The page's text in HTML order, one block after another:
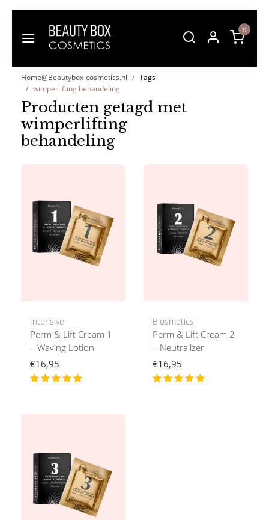
0
Home@Beautybox-cosmetics.nl
Tags
wimperlifting behandeling
Producten getagd met
wimperlifting
behandeling
Intensive
Perm & Lift Cream 1
– Waving Lotion
€16,95
Biosmetics
Perm & Lift Cream 2
– Neutralizer
€16,95